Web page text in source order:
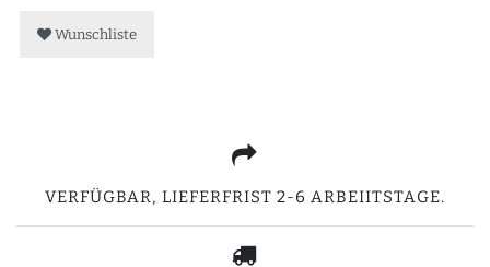
Wunschliste
VERFÜGBAR, LIEFERFRIST 2-6 ARBEIITSTAGE.